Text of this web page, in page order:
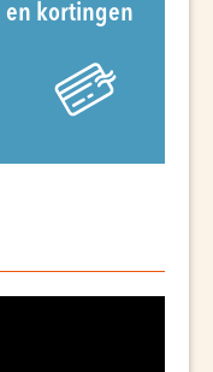
en kortingen